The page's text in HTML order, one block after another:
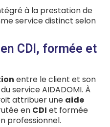
à la prestation de
service distinct selon
CDI, formée et
entre le client et son
service AIDADOMI. À
attribuer une aide
en CDI et formée
professionnel.